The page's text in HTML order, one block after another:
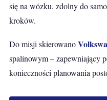
się na wózku, zdolny do
kroków.
Do misji skierowano
spalinowym – zapewniający
konieczności planowania